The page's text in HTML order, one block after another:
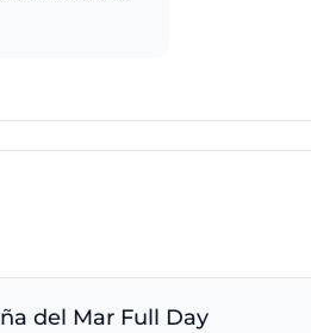
del Mar Full Day